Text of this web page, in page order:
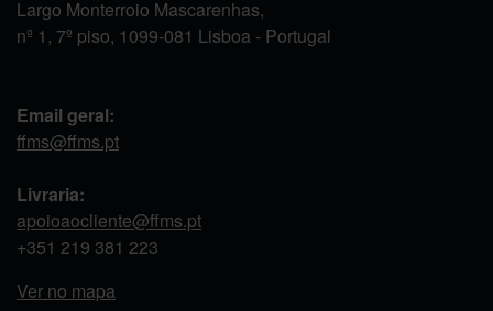
Largo Monterroio Mascarenhas,
nº 1, 7º piso, 1099-081 Lisboa - Portugal
Email geral:
ffms@ffms.pt
Livraria:
apoioaocliente@ffms.pt
+351 219 381 223
Ver no mapa